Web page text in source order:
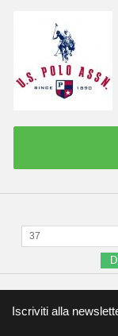
37
Iscriviti alla